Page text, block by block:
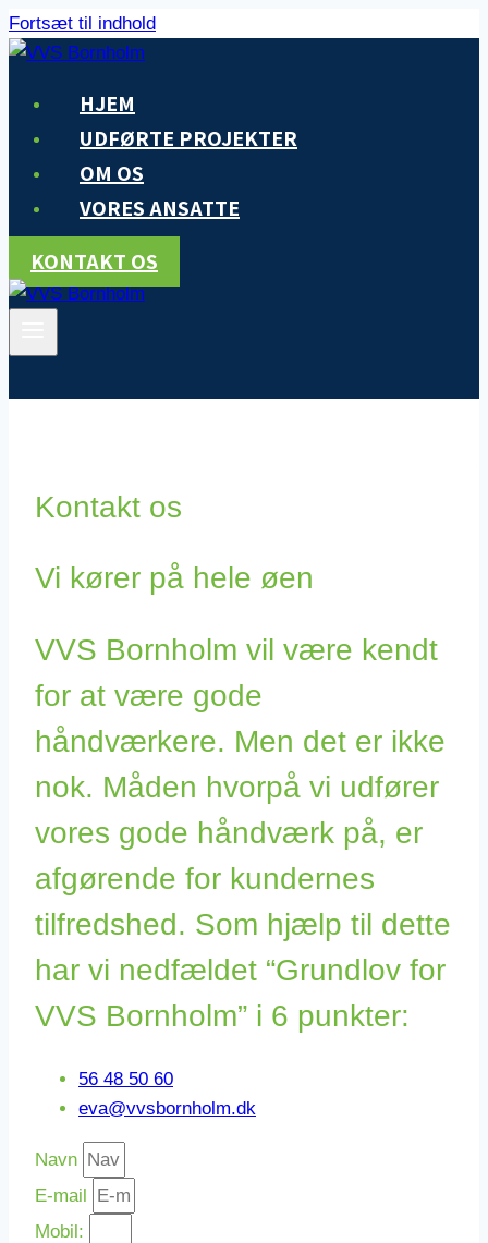
Fortsæt til indhold
HJEM
UDFØRTE PROJEKTER
OM OS
VORES ANSATTE
KONTAKT OS
Kontakt os
Vi kører på hele øen
VVS Bornholm vil være kendt
for at være gode
håndværkere. Men det er ikke
nok. Måden hvorpå vi udfører
vores gode håndværk på, er
afgørende for kundernes
tilfredshed. Som hjælp til dette
har vi nedfældet “Grundlov for
VVS Bornholm” i 6 punkter:
56 48 50 60
eva@vvsbornholm.dk
Navn
E-mail
Mobil: